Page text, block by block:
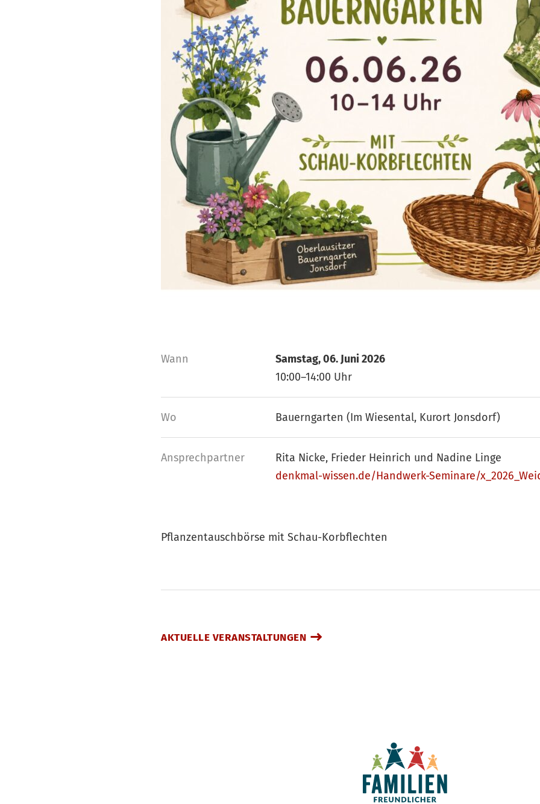
Wann
Samstag, 06. Juni 2026
10:00–14:00 Uhr
Wo Bauerngarten (Im Wiesental, Kurort Jonsdorf)
Ansprech­partner
Rita Nicke, Frieder Heinrich und Nadine Linge
denkmal-wissen.de/Handwerk-Seminare/
Pflanzentauschbörse mit Schau-Korbflechten
AKTUELLE VERANSTALTUNGEN